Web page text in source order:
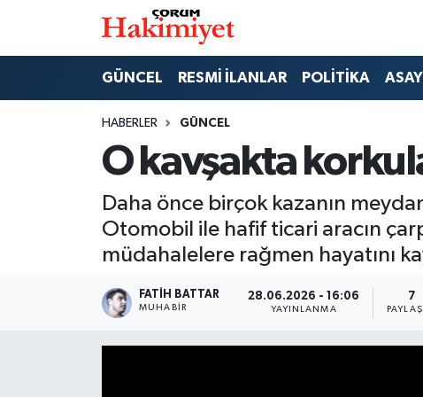
GÜNCEL RESMİ İLANLAR POLİTİKA
HABERLER GÜNCEL
O kavşakta
Daha önce birçok kazanın
Otomobil ile hafif ticari aracın
müdahalelere rağmen hayatını
FATIH BATTAR
MUHABIR
28.06.2026 - 16:06
YAYINLANMA
7
SAĞLIK
EKONOMİ
GÜNCEL
Nöbetçi Eczaneler
Çorum Namaz Vakitleri
Trafik Durumu
Süper Lig Puan Durumu ve Fikstür
Tüm Manşetler